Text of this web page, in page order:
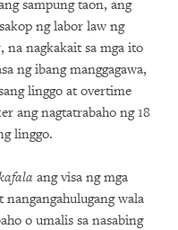
sampung taon, ang
ng labor law ng
na nagkakait sa mga ito
ng ibang manggagawa,
linggo at overtime
ang nagtatrabaho ng 18
linggo.
ang visa ng mga
wala
o umalis sa nasabing